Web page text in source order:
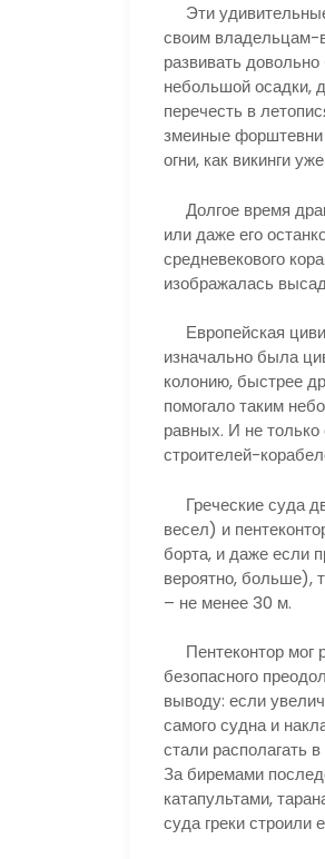
Эти
своим владельцам-
развивать
небольшой осадки,
перечесть в
змеиные форштевни
огни, как викинги
Долгое время
или даже его
средневекового
изображалась
Европейская
изначально была
колонию, быстрее
помогало таким
равных. И не
строителей-
Греческие суда
весел) и
борта, и даже если
вероятно, больше),
– не менее 30 м.
Пентеконтор мог
безопасного
выводу: если
самого судна и
стали располагать
За биремами
катапультами,
суда греки строили